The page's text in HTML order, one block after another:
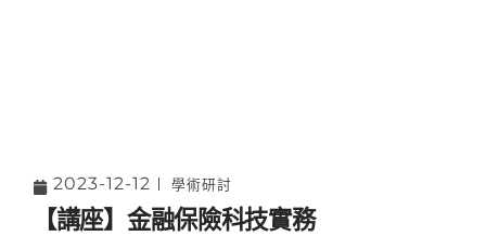
2023-12-12 學術研討
【講座】金融保險科技實務